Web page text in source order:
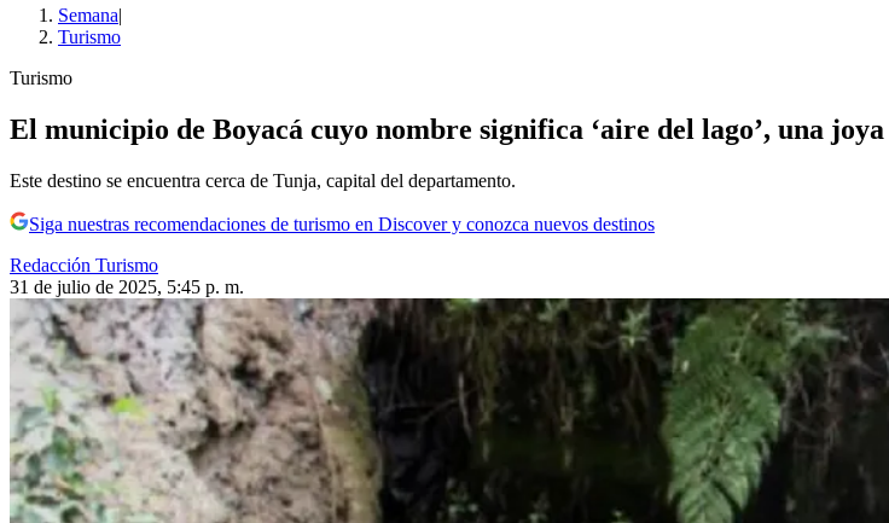
Semana|
Turismo
Turismo
El municipio de Boyacá cuyo nombre significa ‘aire del lago’, una
Este destino se encuentra cerca de Tunja, capital del departamento.
Siga nuestras recomendaciones de turismo en Discover y conozca nuevos destinos
Redacción Turismo
31 de julio de 2025, 5:45 p. m.